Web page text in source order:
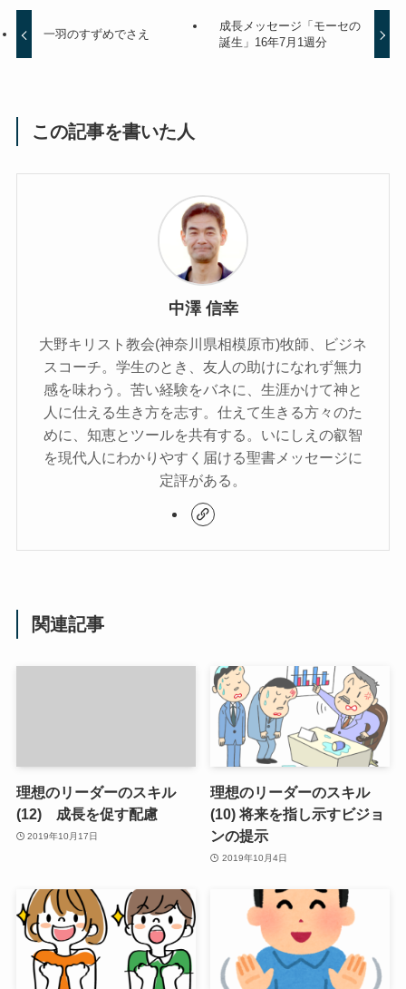
一羽のすずめでさえ
成長メッセージ「モーセの
誕生」16年7月1週分
この記事を書いた人
中澤 信幸
大野キリスト教会(神奈川県相模原市)牧師、ビジネ
スコーチ。学生のとき、友人の助けになれず無力
感を味わう。苦い経験をバネに、生涯かけて神と
人に仕える生き方を志す。仕えて生きる方々のた
めに、知恵とツールを共有する。いにしえの叡智
を現代人にわかりやすく届ける聖書メッセージに
定評がある。
関連記事
理想のリーダーのスキル
(12) 成長を促す配慮
2019年10月17日
理想のリーダーのスキル
(10) 将来を指し示すビジョ
ンの提示
2019年10月4日